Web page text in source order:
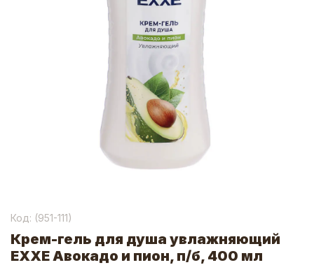
Код: (951-111)
Крем-гель для душа увлажняющий
EXXE Авокадо и пион, п/б, 400 мл